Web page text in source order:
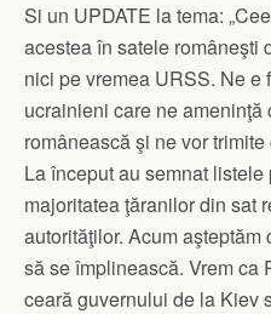
Si un UPDATE la tema:
acestea în satele româneşti
nici pe vremea URSS. Ne
ucrainieni care ne
românească şi ne vor
La început au semnat
majoritatea ţăranilor din sat
autorităţilor. Acum
să se împlinească. Vrem ca
ceară guvernului de la Kiev